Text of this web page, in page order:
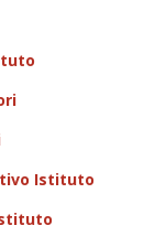
Istituto